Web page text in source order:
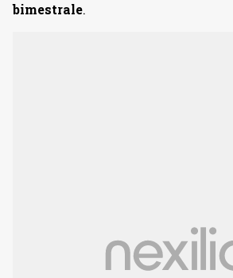
bimestrale.